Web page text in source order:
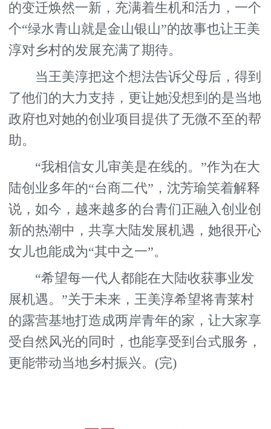
的变迁焕然一新，充满着生机和活力，一个
个“绿水青山就是金山银山”的故事也让王美
淳对乡村的发展充满了期待。
当王美淳把这个想法告诉父母后，得到
了他们的大力支持，更让她没想到的是当地
政府也对她的创业项目提供了无微不至的帮
助。
“我相信女儿审美是在线的。”作为在大
陆创业多年的“台商二代”，沈芳瑜笑着解释
说，如今，越来越多的台青们正融入创业创
新的热潮中，共享大陆发展机遇，她很开心
女儿也能成为“其中之一”。
“希望每一代人都能在大陆收获事业发
展机遇。”关于未来，王美淳希望将青莱村
的露营基地打造成两岸青年的家，让大家享
受自然风光的同时，也能享受到台式服务，
更能带动当地乡村振兴。(完)